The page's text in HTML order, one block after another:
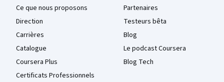
Ce que nous proposons
Direction
Carrières
Catalogue
Coursera Plus
Certificats Professionnels
Partenaires
Testeurs bêta
Blog
Le podcast Coursera
Blog Tech